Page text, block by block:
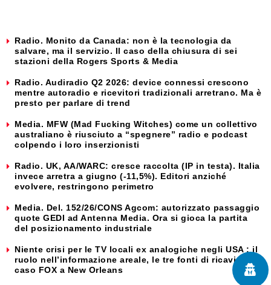
Radio. Monito da Canada: non è la tecnologia da
salvare, ma il servizio. Il caso della chiusura di sei
stazioni della Rogers Sports & Media
Radio. Audiradio Q2 2026: device connessi crescono
mentre autoradio e ricevitori tradizionali arretrano. Ma è
presto per parlare di trend
Media. MFW (Mad Fucking Witches) come un collettivo
australiano è riusciuto a “spegnere” radio e podcast
colpendo i loro inserzionisti
Radio. UK, AA/WARC: cresce raccolta (IP in testa). Italia
invece arretra a giugno (-11,5%). Editori anziché
evolvere, restringono perimetro
Media. Del. 152/26/CONS Agcom: autorizzato passaggio
quote GEDI ad Antenna Media. Ora si gioca la partita
del posizionamento industriale
Niente crisi per le TV locali ex analogiche negli USA : il
ruolo nell’informazione areale, le tre fonti di ricavi e il
caso FOX a New Orleans